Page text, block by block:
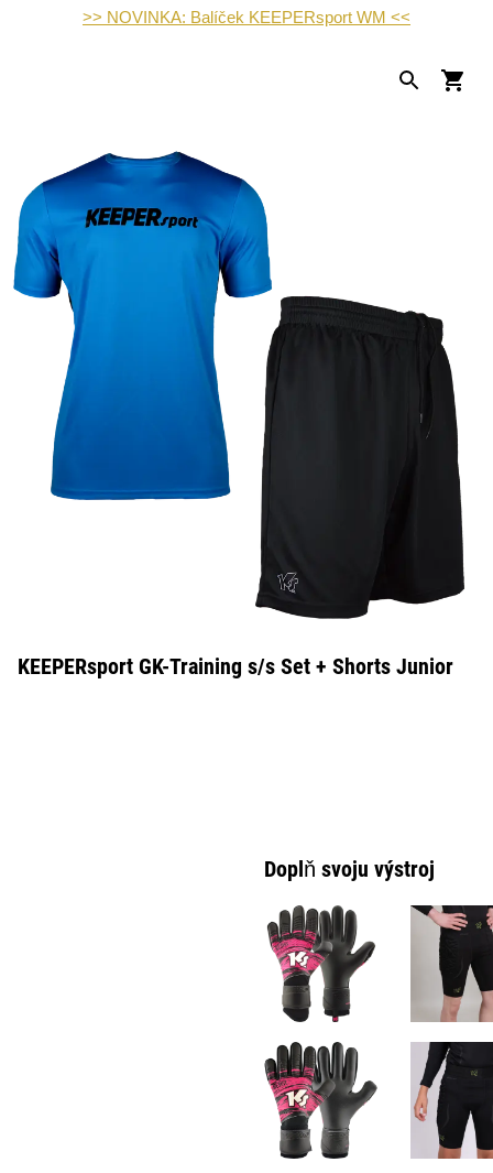
>> NOVINKA: Balíček KEEPERsport WM <<
KEEPERsport GK-Training s/s Set + Shorts Junior
Doplň svoju výstroj